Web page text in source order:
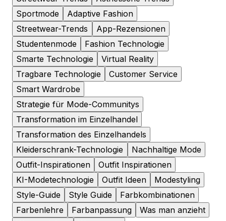
Sportmode
Adaptive Fashion
Streetwear-Trends
App-Rezensionen
Studentenmode
Fashion Technologie
Smarte Technologie
Virtual Reality
Tragbare Technologie
Customer Service
Smart Wardrobe
Strategie für Mode-Communitys
Transformation im Einzelhandel
Transformation des Einzelhandels
Kleiderschrank-Technologie
Nachhaltige Mode
Outfit-Inspirationen
Outfit Inspirationen
KI-Modetechnologie
Outfit Ideen
Modestyling
Style-Guide
Style Guide
Farbkombinationen
Farbenlehre
Farbanpassung
Was man anzieht